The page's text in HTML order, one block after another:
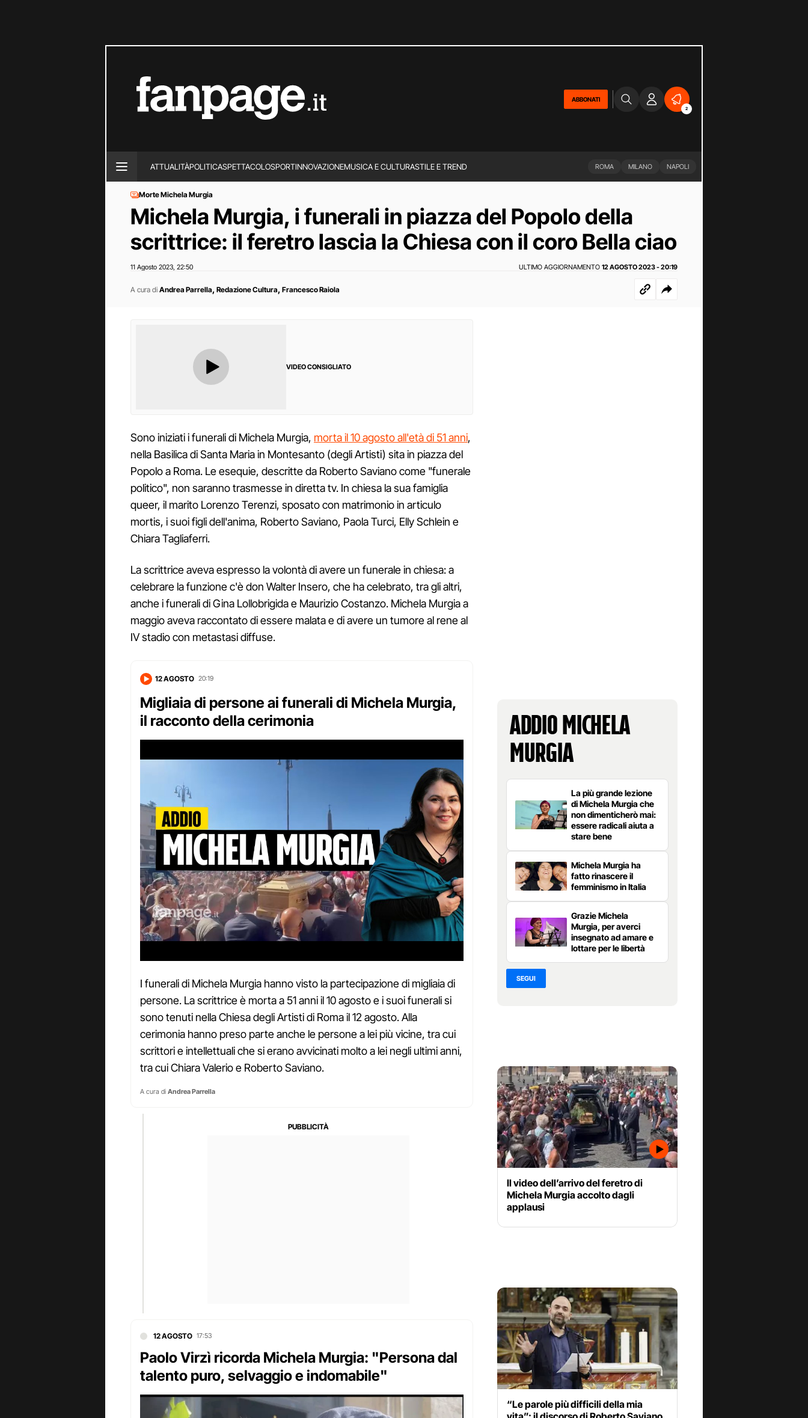
ABBONATI
2
ATTUALITÀPOLITICASPETTACOLOSPORTINNOVAZIONEMUSICA E CULTURASTILE E TREND ROMA MILANO NAPOLI
Morte Michela Murgia
Michela Murgia, i funerali in piazza del Popolo della
scrittrice: il feretro lascia la Chiesa con il coro Bella ciao
11 Agosto 2023 22:50 ULTIMO AGGIORNAMENTO 12 AGOSTO 2023 - 20:19
A cura di Andrea Parrella, Redazione Cultura, Francesco Raiola
VIDEO CONSIGLIATO
Sono iniziati i funerali di Michela Murgia, morta il 10 agosto all'età di 51 anni,
nella Basilica di Santa Maria in Montesanto (degli Artisti) sita in piazza del
Popolo a Roma. Le esequie, descritte da Roberto Saviano come "funerale
politico", non saranno trasmesse in diretta tv. In chiesa la sua famiglia
queer, il marito Lorenzo Terenzi, sposato con matrimonio in articulo
mortis, i suoi figli dell'anima, Roberto Saviano, Paola Turci, Elly Schlein e
Chiara Tagliaferri.
La scrittrice aveva espresso la volontà di avere un funerale in chiesa: a
celebrare la funzione c'è don Walter Insero, che ha celebrato, tra gli altri,
anche i funerali di Gina Lollobrigida e Maurizio Costanzo. Michela Murgia a
maggio aveva raccontato di essere malata e di avere un tumore al rene al
IV stadio con metastasi diffuse.
12 AGOSTO 20:19
Migliaia di persone ai funerali di Michela Murgia,
il racconto della cerimonia
I funerali di Michela Murgia hanno visto la partecipazione di migliaia di
persone. La scrittrice è morta a 51 anni il 10 agosto e i suoi funerali si
sono tenuti nella Chiesa degli Artisti di Roma il 12 agosto. Alla
cerimonia hanno preso parte anche le persone a lei più vicine, tra cui
scrittori e intellettuali che si erano avvicinati molto a lei negli ultimi anni,
tra cui Chiara Valerio e Roberto Saviano.
A cura di Andrea Parrella
12 AGOSTO 17:53
Paolo Virzì ricorda Michela Murgia: "Persona dal
talento puro, selvaggio e indomabile"
Addio Michela
Murgia
La più grande lezione
di Michela Murgia che
non dimenticherò mai:
essere radicali aiuta a
stare bene
Michela Murgia ha
fatto rinascere il
femminismo in Italia
Grazie Michela
Murgia, per averci
insegnato ad amare e
lottare per le libertà
SEGUI
Il video dell’arrivo del feretro di
Michela Murgia accolto dagli
applausi
“Le parole più difficili della mia